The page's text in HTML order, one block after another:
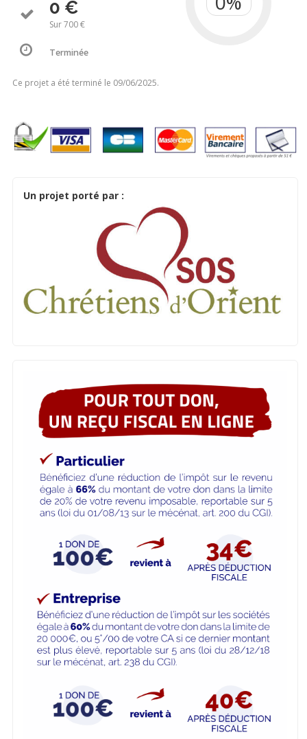
0 €
Sur 700 €
Terminée
Ce projet a été terminé le 09/06/2025.
Un projet porté par :